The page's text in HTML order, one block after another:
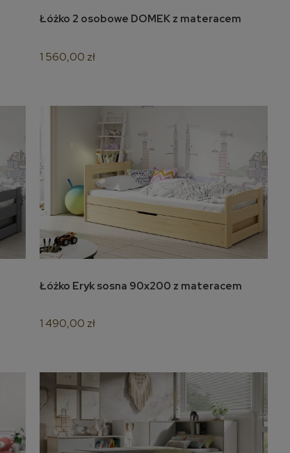
do koszyka
Łóżko 2 osobowe DOMEK z materacem
1 560,00 zł
do koszyka
Łóżko Eryk sosna 90x200 z materacem
1 490,00 zł